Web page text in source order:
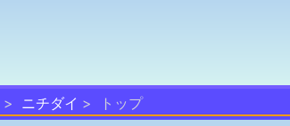
ニチダイ トップ